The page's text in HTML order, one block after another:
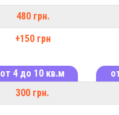
480 грн.
+150 грн
от 4 до 10 кв.м
300 грн.